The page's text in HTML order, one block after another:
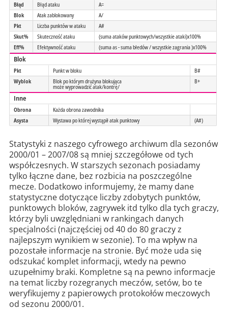
Błąd
Błąd ataku
A=
Blok
Atak zablokowany
A/
Pkt
Liczba punktów w ataku
A#
Skut%
Skuteczność ataku
(suma ataków punktowych/wszystkie ataki)x100%
Eff%
Efektywność ataku (suma as - suma błedów / wszystkie zagrania )x100%
Blok
Pkt Punkt w bloku
B#
Wyblok
Blok po którym drużyna blokująca
może wyprowadzić atak/kontrę/
B+
Inne
Obrona
Każda obrona zawodnika
Asysta
Wystawa po której wystąpił atak punktowy (A#)
Statystyki z naszego cyfrowego archiwum dla sezonów
2000/01 – 2007/08 są mniej szczegółowe od tych
współczesnych. W starszych sezonach posiadamy
tylko łączne dane, bez rozbicia na poszczególne
mecze. Dodatkowo informujemy, że mamy dane
statystyczne dotyczące liczby zdobytych punktów,
punktowych bloków, zagrywek itd tylko dla tych graczy,
którzy byli uwzględniani w rankingach danych
specjalności (najczęściej od 40 do 80 graczy z
najlepszym wynikiem w sezonie). To ma wpływ na
pozostałe informacje na stronie. Być może uda się
odszukać komplet informacji, wtedy na pewno
uzupełnimy braki. Kompletne są na pewno informacje
na temat liczby rozegranych meczów, setów, bo te
weryfikujemy z papierowych protokołów meczowych
od sezonu 2000/01.